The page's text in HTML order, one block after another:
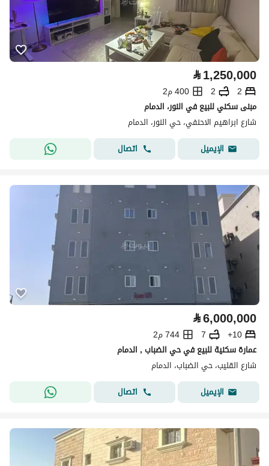
⃁1,250,000
2
2
400 م2
مبنى سكني للبيع في النور، الدمام
شارع ابراهيم الاحنفي، حي النور، الدمام
الإيميل
اتصال
⃁6,000,000
10+
7
744 م2
عمارة سكنية للبيع في حي الضباب , الدمام
شارع القليب، حي الضباب، الدمام
الإيميل
اتصال